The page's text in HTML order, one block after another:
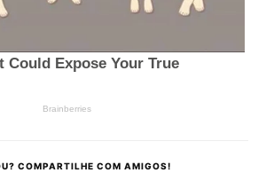
COMPARTILHE COM AMIGOS!